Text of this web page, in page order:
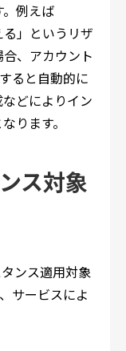
例えば
」というリザ
、アカウント
ると自動的に
どによりイン
ります。
ス対象
ンス適用対象
サービスによ